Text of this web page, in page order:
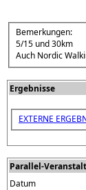
Bemerkungen:
5/15 und 30km
Auch Nordic
Ergebnisse
EXTERNE
Parallel-
Datum